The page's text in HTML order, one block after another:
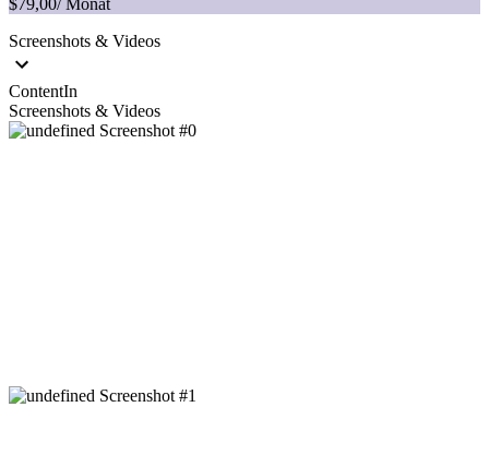
$79,00/ Monat
Screenshots & Videos
ContentIn
Screenshots & Videos